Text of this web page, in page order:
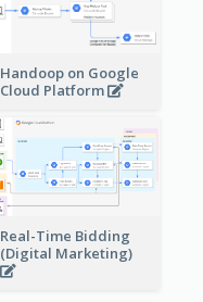
Handoop on Google
Cloud Platform
Real-Time Bidding
(Digital Marketing)